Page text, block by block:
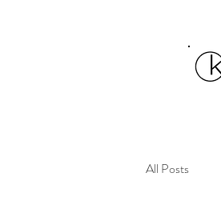
All Posts